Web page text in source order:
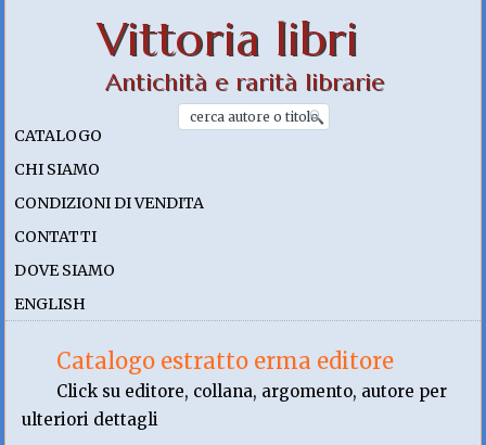
Vittoria libri
Antichità e rarità librarie
CATALOGO
CHI SIAMO
CONDIZIONI DI VENDITA
CONTATTI
DOVE SIAMO
ENGLISH
Catalogo estratto erma editore
Click su editore, collana, argomento, autore per
ulteriori dettagli